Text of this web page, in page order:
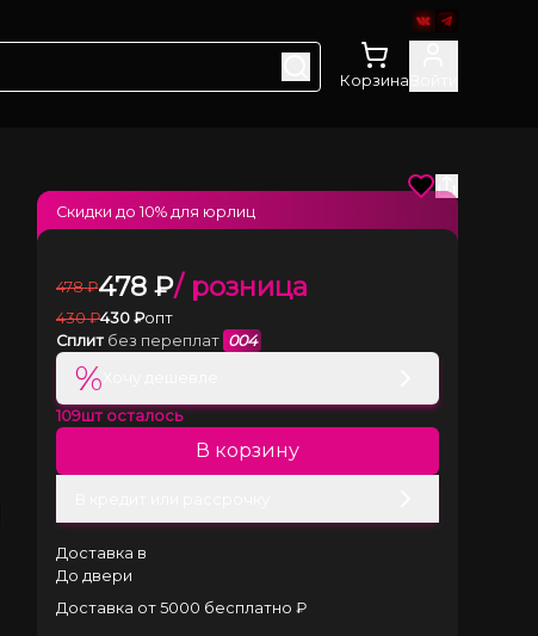
Корзина
478 ₽478 ₽/ розница
430 ₽430 ₽опт
Сплит без переплат 004
%
109шт осталось
В корзину
Доставка в
До двери
Доставка от 5000 бесплатно ₽
Скидки до10% для юрлиц